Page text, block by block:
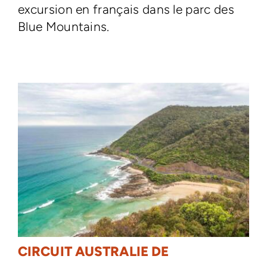
excursion en français dans le parc des
Blue Mountains.
CIRCUIT AUSTRALIE DE